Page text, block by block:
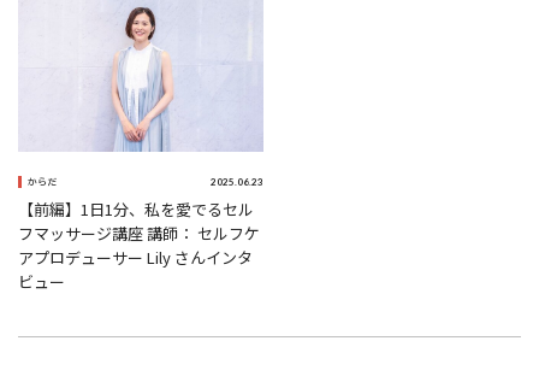
からだ 2025.06.23
【前編】1日1分、私を愛でるセル
フマッサージ講座 講師： セルフケ
アプロデューサー Lily さんインタ
ビュー